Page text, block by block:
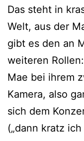
Das steht in
Welt, aus der
gibt es den an
weiteren
Mae bei ihrem
Kamera, also
sich dem
(„dann kratz